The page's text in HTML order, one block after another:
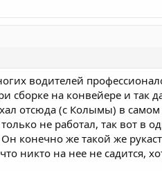
водителей
на конвейере и так
отсюда (с Колымы) в
не работал, так вот
конечно же такой же
никто на нее не садится,